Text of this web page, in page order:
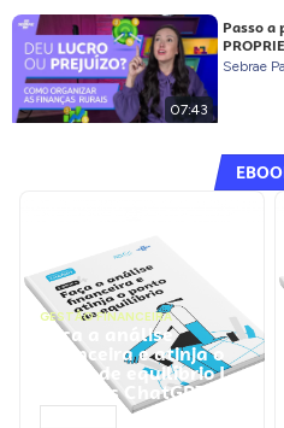
07:43
Passo a
Sebrae
GESTÃO FINANCEIRA
Faça a análise
financeira e atinja o
ponto de equilíbrio |
Prompts ChatGPT